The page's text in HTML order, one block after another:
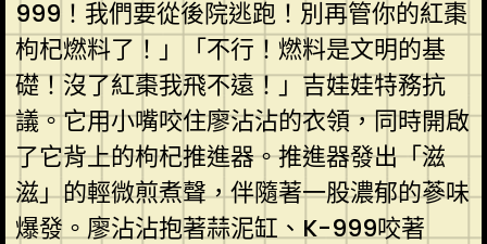
999！我們要從後院逃跑！別再管你的紅棗
枸杞燃料了！」「不行！燃料是文明的基
礎！沒了紅棗我飛不遠！」吉娃娃特務抗
議。它用小嘴咬住廖沾沾的衣領，同時開啟
了它背上的枸杞推進器。推進器發出「滋
滋」的輕微煎煮聲，伴隨著一股濃郁的蔘味
爆發。廖沾沾抱著蒜泥缸、K-999咬著